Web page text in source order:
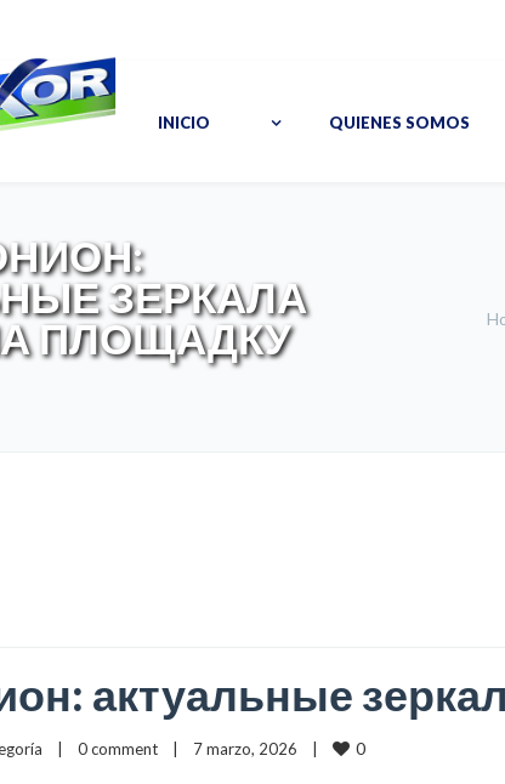
INICIO QUIENES SOMOS
ЗЕРКАЛА
ПЛОЩАДКУ
актуальные
0 comment
    |    7 marzo, 2026    |
0